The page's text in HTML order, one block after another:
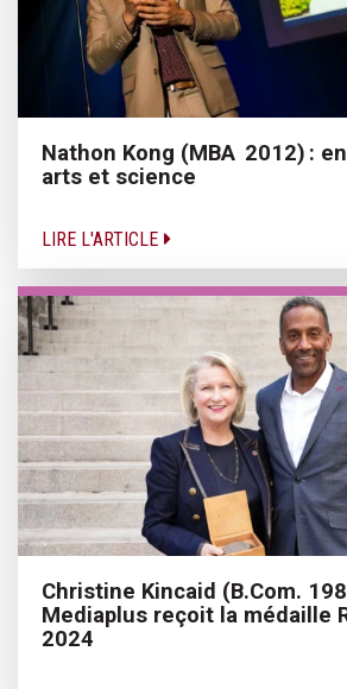
Nathon Kong (MBA 2012) :
arts et science
LIRE L'ARTICLE
Christine Kincaid (B.Com.
Mediaplus reçoit la médaille
2024